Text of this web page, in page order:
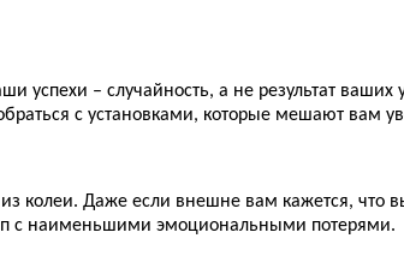
– случайность, а не результат
с установками, которые мешают вам
колеи. Даже если внешне вам кажется, что
с наименьшими эмоциональными потерями.